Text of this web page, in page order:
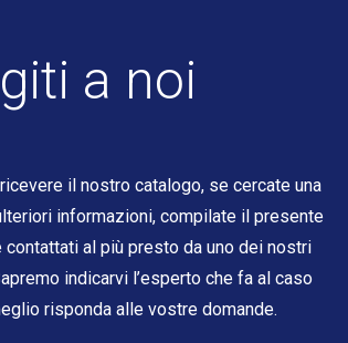
a noi
il nostro catalogo, se cercate una
informazioni, compilate il presente
contattati al più presto da uno dei nostri
indicarvi l’esperto che fa al caso
risponda alle vostre domande.